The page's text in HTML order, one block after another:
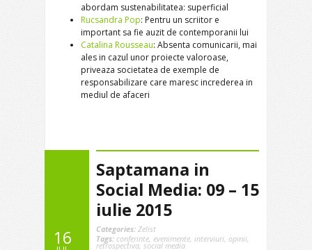
abordam sustenabilitatea: superficial
Rucsandra Pop: Pentru un scriitor e
important sa fie auzit de contemporanii lui
Catalina Rousseau: Absenta comunicarii, mai
ales in cazul unor proiecte valoroase,
priveaza societatea de exemple de
responsabilizare care maresc increderea in
mediul de afaceri
16
Saptamana in
Social Media: 09 – 15
iulie 2015
Categories: Zelist
Tags: conferinte, evenimente, interviuri, opinii,
retrospectiva, social media